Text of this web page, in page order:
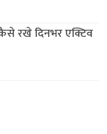
रखे दिनभर एक्टिव